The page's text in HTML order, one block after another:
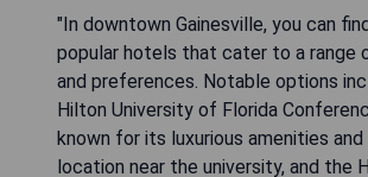
"In downtown Gainesville, you can
popular hotels that cater to a range
and preferences. Notable options
Hilton University of Florida
known for its luxurious amenities
location near the university, and the